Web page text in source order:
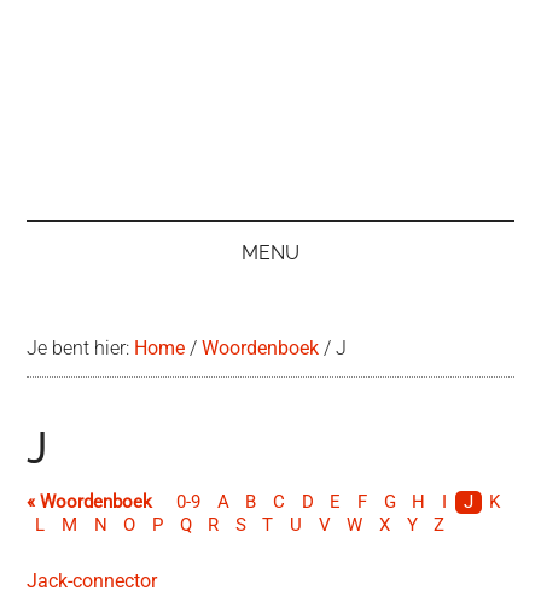
MENU
Je bent hier: Home / Woordenboek / J
J
« Woordenboek 0-9 A B C D E F G H I J
K
L
M N O P Q R S T U V W X Y Z
Jack-connector